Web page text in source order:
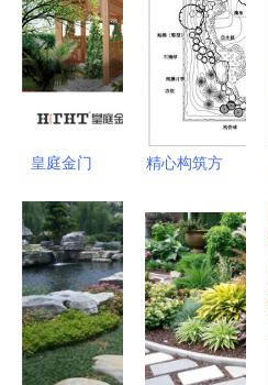
皇庭金门
的时空诗学
——从云淡
风轻到院下
知秋
精心构筑方
读某小庭院
CAD园林设
计施工图